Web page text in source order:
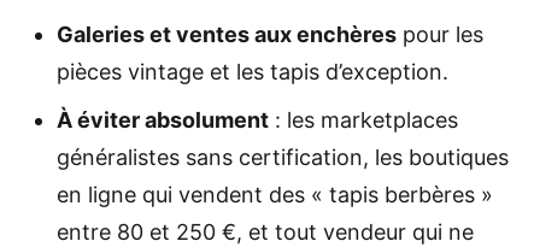
Galeries et ventes aux enchères pour les
pièces vintage et les tapis d’exception.
À éviter absolument : les marketplaces
généralistes sans certification, les boutiques
en ligne qui vendent des « tapis berbères »
entre 80 et 250 €, et tout vendeur qui ne